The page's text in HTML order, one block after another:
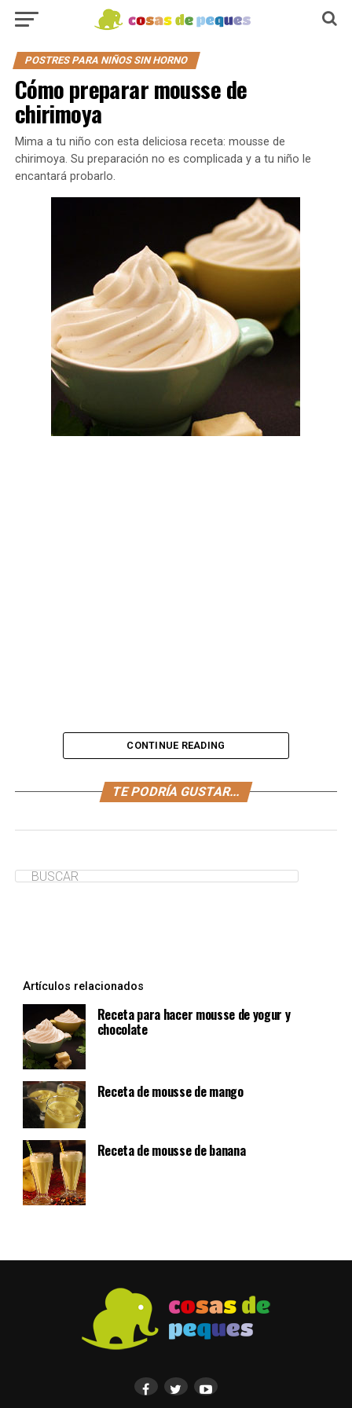
POSTRES PARA NIÑOS SIN HORNO
Cómo preparar mousse de
chirimoya
Mima a tu niño con esta deliciosa receta: mousse de
chirimoya. Su preparación no es complicada y a tu niño le
encantará probarlo.
Mima a tu niño con esta deliciosa receta: mousse de
chirimoya. Su preparación no es complicada y a tu niño
¿Te ha servido de ayuda?
CONTINUE READING
TE PODRÍA GUSTAR...
Artículos relacionados
Receta para hacer mousse de yogur y
chocolate
Receta de mousse de mango
Receta de mousse de banana